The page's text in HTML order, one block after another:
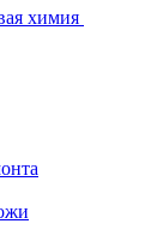
химия